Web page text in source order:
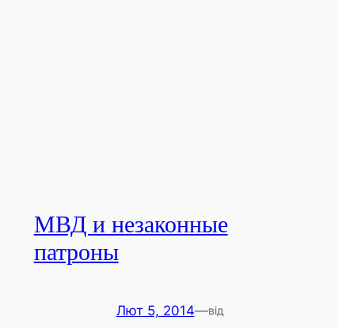
МВД и незаконные
патроны
Лют 5, 2014—від